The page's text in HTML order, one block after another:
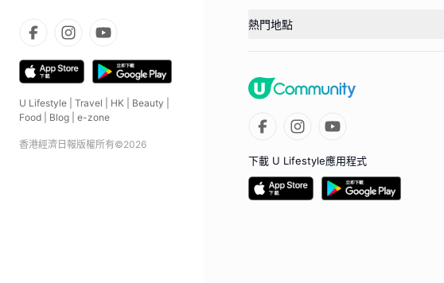
U Lifestyle Travel HK Beauty
Food
Blog e-zone
香港經濟日報版權所有©2026
熱門地點
下載 U Lifestyle應用程式